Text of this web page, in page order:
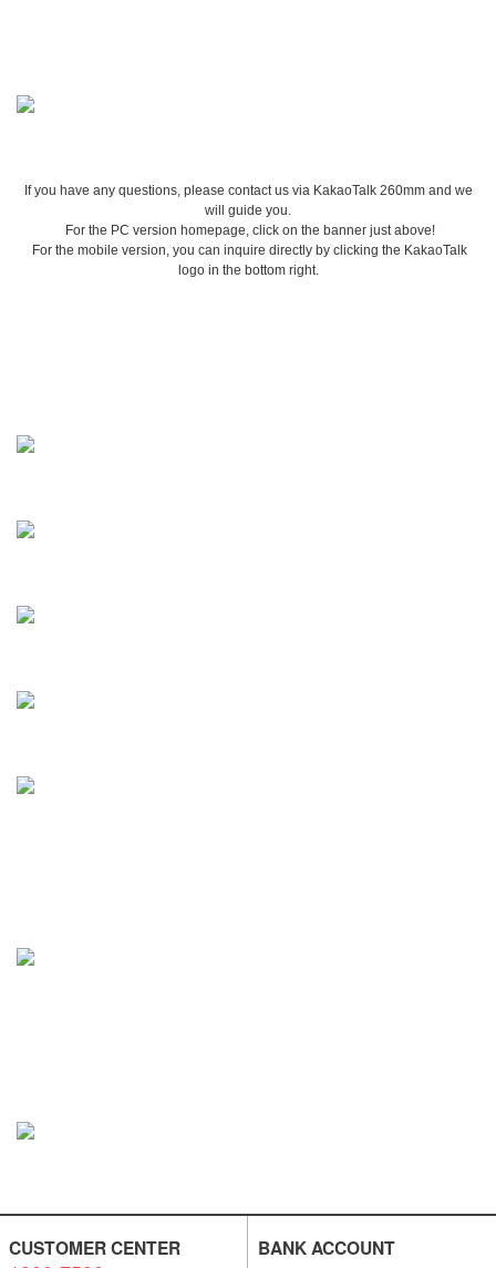
If you have any questions, please contact us via KakaoTalk 260mm and we
will guide you.
For the PC version homepage, click on the banner just above!
For the mobile version, you can inquire directly by clicking the KakaoTalk
logo in the bottom right.
CUSTOMER CENTER BANK ACCOUNT